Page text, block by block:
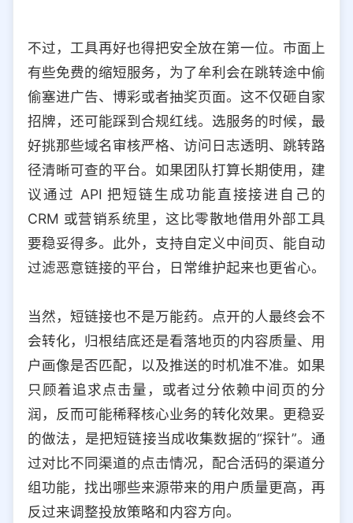
不过，工具再好也得把安全放在第一位。市面上
有些免费的缩短服务，为了牟利会在跳转途中偷
偷塞进广告、博彩或者抽奖页面。这不仅砸自家
招牌，还可能踩到合规红线。选服务的时候，最
好挑那些域名审核严格、访问日志透明、跳转路
径清晰可查的平台。如果团队打算长期使用，建
议通过 API 把短链生成功能直接接进自己的
CRM 或营销系统里，这比零散地借用外部工具
要稳妥得多。此外，支持自定义中间页、能自动
过滤恶意链接的平台，日常维护起来也更省心。
当然，短链接也不是万能药。点开的人最终会不
会转化，归根结底还是看落地页的内容质量、用
户画像是否匹配，以及推送的时机准不准。如果
只顾着追求点击量，或者过分依赖中间页的分
润，反而可能稀释核心业务的转化效果。更稳妥
的做法，是把短链接当成收集数据的“探针”。通
过对比不同渠道的点击情况，配合活码的渠道分
组功能，找出哪些来源带来的用户质量更高，再
反过来调整投放策略和内容方向。